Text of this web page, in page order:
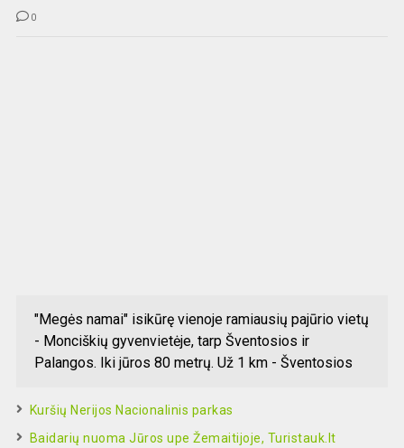
0
"Megės namai" isikūrę vienoje ramiausių pajūrio vietų
- Monciškių gyvenvietėje, tarp Šventosios ir
Palangos. Iki jūros 80 metrų. Už 1 km - Šventosios
Kuršių Nerijos Nacionalinis parkas
Baidarių nuoma Jūros upe Žemaitijoje, Turistauk.lt